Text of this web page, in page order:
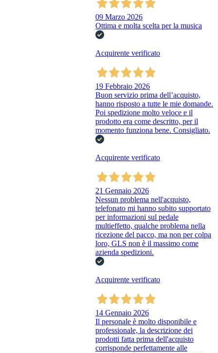
09 Marzo 2026
Ottima e molta scelta per la musica
Acquirente verificato
19 Febbraio 2026
Buon servizio prima dell’acquisto,
hanno risposto a tutte le mie domande.
Poi spedizione molto veloce e il
prodotto era come descritto, per il
momento funziona bene. Consigliato.
Acquirente verificato
21 Gennaio 2026
Nessun problema nell'acquisto,
telefonato mi hanno subito supportato
per informazioni sul pedale
multieffetto, qualche problema nella
ricezione del pacco, ma non per colpa
loro, GLS non è il massimo come
azienda spedizioni.
Acquirente verificato
14 Gennaio 2026
Il personale è molto disponibile e
professionale, la descrizione dei
prodotti fatta prima dell'acquisto
corrisponde perfettamente alle